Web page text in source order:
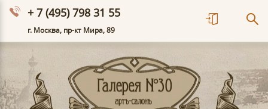
+ 7 (495) 798 31 55
г. Москва, пр-кт Мира, 89